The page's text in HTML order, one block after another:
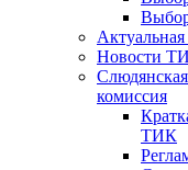
Новости
Слюдянская
комиссия
ТИК